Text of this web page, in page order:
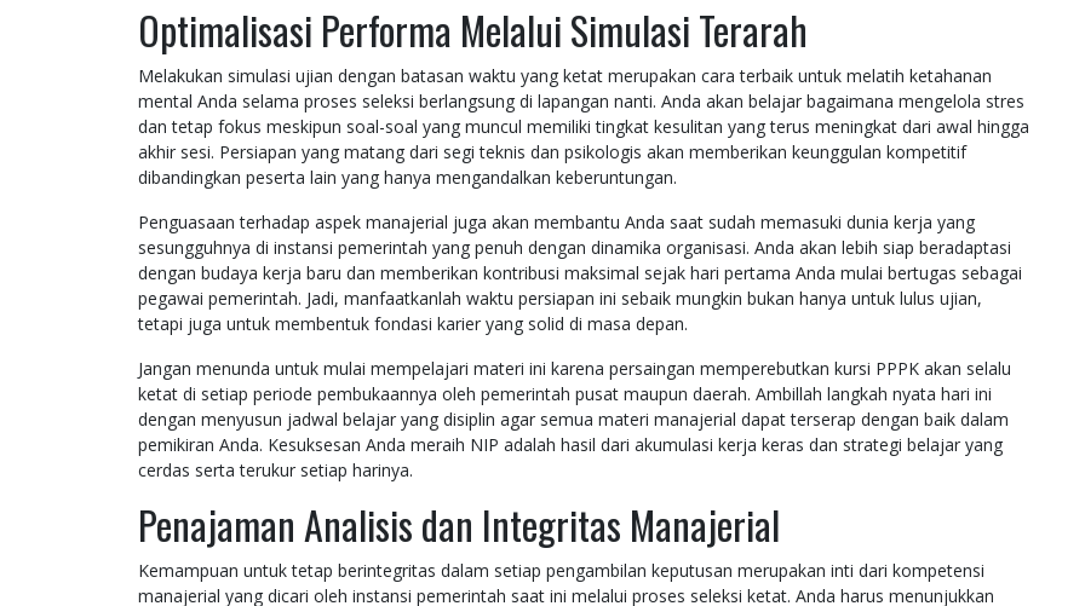
Optimalisasi Performa Melalui Simulasi Terarah
Melakukan simulasi ujian dengan batasan waktu yang ketat merupakan cara terbaik untuk melatih ketahanan
mental Anda selama proses seleksi berlangsung di lapangan nanti. Anda akan belajar bagaimana mengelola stres
dan tetap fokus meskipun soal-soal yang muncul memiliki tingkat kesulitan yang terus meningkat dari awal hingga
akhir sesi. Persiapan yang matang dari segi teknis dan psikologis akan memberikan keunggulan kompetitif
dibandingkan peserta lain yang hanya mengandalkan keberuntungan.
Penguasaan terhadap aspek manajerial juga akan membantu Anda saat sudah memasuki dunia kerja yang
sesungguhnya di instansi pemerintah yang penuh dengan dinamika organisasi. Anda akan lebih siap beradaptasi
dengan budaya kerja baru dan memberikan kontribusi maksimal sejak hari pertama Anda mulai bertugas sebagai
pegawai pemerintah. Jadi, manfaatkanlah waktu persiapan ini sebaik mungkin bukan hanya untuk lulus ujian,
tetapi juga untuk membentuk fondasi karier yang solid di masa depan.
Jangan menunda untuk mulai mempelajari materi ini karena persaingan memperebutkan kursi PPPK akan selalu
ketat di setiap periode pembukaannya oleh pemerintah pusat maupun daerah. Ambillah langkah nyata hari ini
dengan menyusun jadwal belajar yang disiplin agar semua materi manajerial dapat terserap dengan baik dalam
pemikiran Anda. Kesuksesan Anda meraih NIP adalah hasil dari akumulasi kerja keras dan strategi belajar yang
cerdas serta terukur setiap harinya.
Penajaman Analisis dan Integritas Manajerial
Kemampuan untuk tetap berintegritas dalam setiap pengambilan keputusan merupakan inti dari kompetensi
manajerial yang dicari oleh instansi pemerintah saat ini melalui proses seleksi ketat. Anda harus menunjukkan